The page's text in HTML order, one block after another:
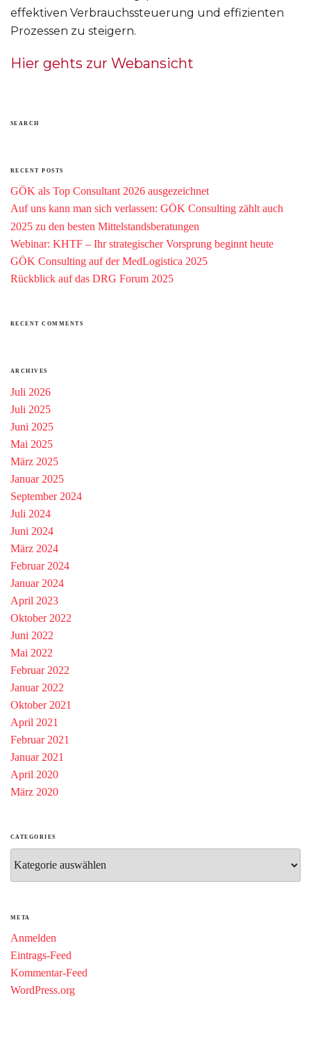
effektiven Verbrauchssteuerung und effizienten
Prozessen zu steigern.
Hier gehts zur Webansicht
SEARCH
RECENT POSTS
GÖK als Top Consultant 2026 ausgezeichnet
Auf uns kann man sich verlassen: GÖK Consulting zählt auch
2025 zu den besten Mittelstandsberatungen
Webinar: KHTF – Ihr strategischer Vorsprung beginnt heute
GÖK Consulting auf der MedLogistica 2025
Rückblick auf das DRG Forum 2025
RECENT COMMENTS
ARCHIVES
Juli 2026
Juli 2025
Juni 2025
Mai 2025
März 2025
Januar 2025
September 2024
Juli 2024
Juni 2024
März 2024
Februar 2024
Januar 2024
April 2023
Oktober 2022
Juni 2022
Mai 2022
Februar 2022
Januar 2022
Oktober 2021
April 2021
Februar 2021
Januar 2021
April 2020
März 2020
CATEGORIES
META
Anmelden
Eintrags-Feed
Kommentar-Feed
WordPress.org